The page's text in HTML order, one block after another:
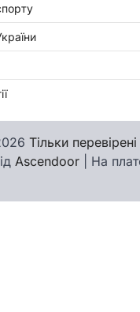
Тільки перевірені
Ascendoor | На